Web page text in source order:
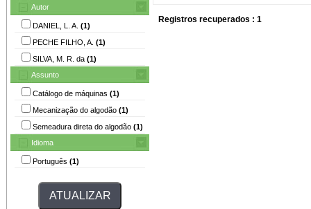
Autor
DANIEL, L. A. (1)
PECHE FILHO, A. (1)
SILVA, M. R. da (1)
Assunto
Catálogo de máquinas (1)
Mecanização do algodão (1)
Semeadura direta do algodão (1)
Idioma
Português (1)
Registros recuperados : 1